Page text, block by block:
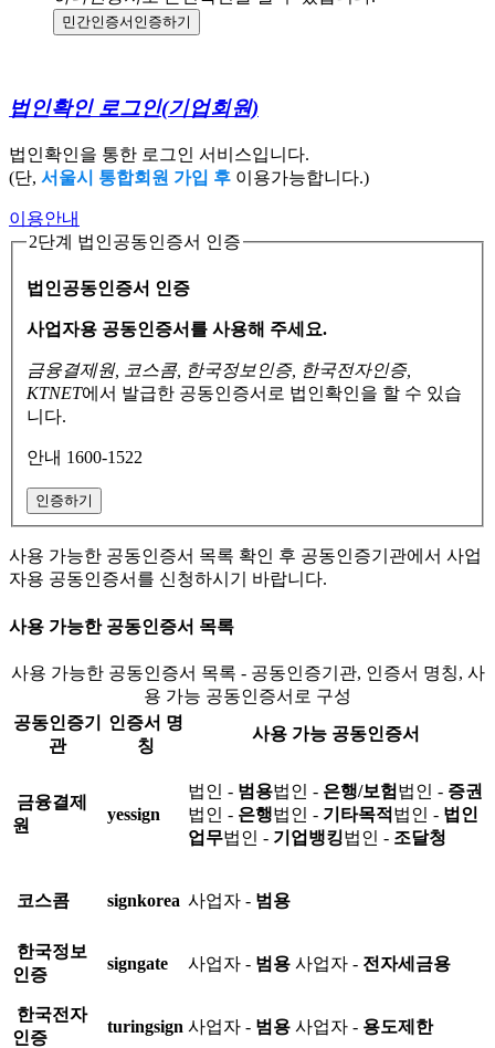
민간인증서 인증하기
법인확인 로그인(기업회원)
법인확인을 통한 로그인 서비스입니다.
(단, 서울시 통합회원 가입 후 이용가능합니다.)
이용안내
2단계 법인공동인증서 인증
법인공동인증서 인증
사업자용 공동인증서를 사용해 주세요.
금융결제원, 코스콤, 한국정보인증, 한국전자인증,
KTNET에서 발급한 공동인증서로 법인확인을 할 수 있습
니다.
안내 1600-1522
인증하기
사용 가능한 공동인증서 목록 확인 후 공동인증기관에서 사업
자용 공동인증서를 신청하시기 바랍니다.
사용 가능한 공동인증서 목록
사용 가능한 공동인증서 목록 - 공동인증기관, 인증서 명칭, 사
용 가능 공동인증서로 구성
공동인증기
관
인증서 명
칭
사용 가능 공동인증서
금융결제
원
yessign
법인 - 범용법인 - 은행/보험 법인 - 증권
법인 - 은행법인 - 기타목적 법인 - 법인
업무법인 - 기업뱅킹법인 - 조달청
코스콤 signkorea 사업자 - 범용
한국정보
인증
signgate 사업자 - 범용 사업자 - 전자세금용
한국전자
인증
turingsign 사업자 - 범용 사업자 - 용도제한